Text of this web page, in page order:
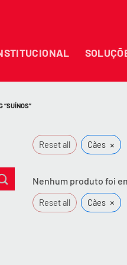
“SUÍNOS”
Reset all Cães ×
Nenhum produto foi
Reset all Cães ×